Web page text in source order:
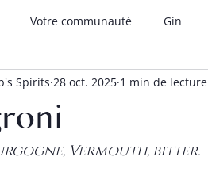
Votre communauté Gin
Spirits 28 oct. 2025 1 min de lecture
Vermouth, bitter.